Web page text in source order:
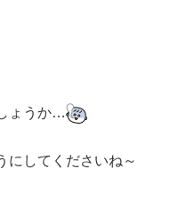
ょうか…
にしてくださいね～